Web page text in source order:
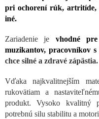
pri ochorení rúk, artritíde,
iné.
Zariadenie je vhodné
muzikantov, pracovníkov s
chce silné a zdravé zápästia.
Vďaka najkvalitnejším
rukovätiam a
produkt. Vysoko kvalitný
potrebnú silu stabilitu a